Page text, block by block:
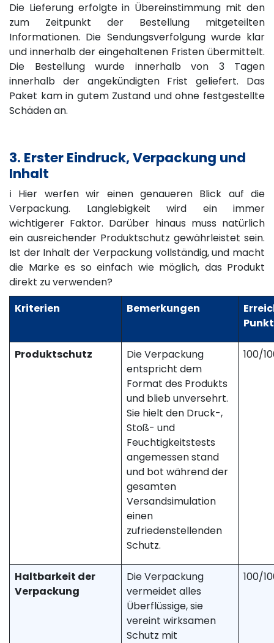
Die Lieferung erfolgte in Übereinstimmung mit den
zum Zeitpunkt der Bestellung mitgeteilten
Informationen. Die Sendungsverfolgung wurde klar
und innerhalb der eingehaltenen Fristen übermittelt.
Die Bestellung wurde innerhalb von 3 Tagen
innerhalb der angekündigten Frist geliefert. Das
Paket kam in gutem Zustand und ohne festgestellte
Schäden an.
3. Erster Eindruck, Verpackung und
Inhalt
ℹ️ Hier werfen wir einen genaueren Blick auf die
Verpackung. Langlebigkeit wird ein immer
wichtigerer Faktor. Darüber hinaus muss natürlich
ein ausreichender Produktschutz gewährleistet sein.
Ist der Inhalt der Verpackung vollständig, und macht
die Marke es so einfach wie möglich, das Produkt
direkt zu verwenden?
Kriterien
Bemerkungen
Produktschutz
Die Verpackung
entspricht dem
Format des Produkts
und blieb unversehrt.
Sie hielt den Druck-,
Stoß- und
Feuchtigkeitstests
angemessen stand
und bot während der
gesamten
Versandsimulation
einen
zufriedenstellenden
Schutz.
100/
Haltbarkeit der
Verpackung
Die Verpackung
vermeidet alles
Überflüssige, sie
vereint wirksamen
Schutz mit
100/